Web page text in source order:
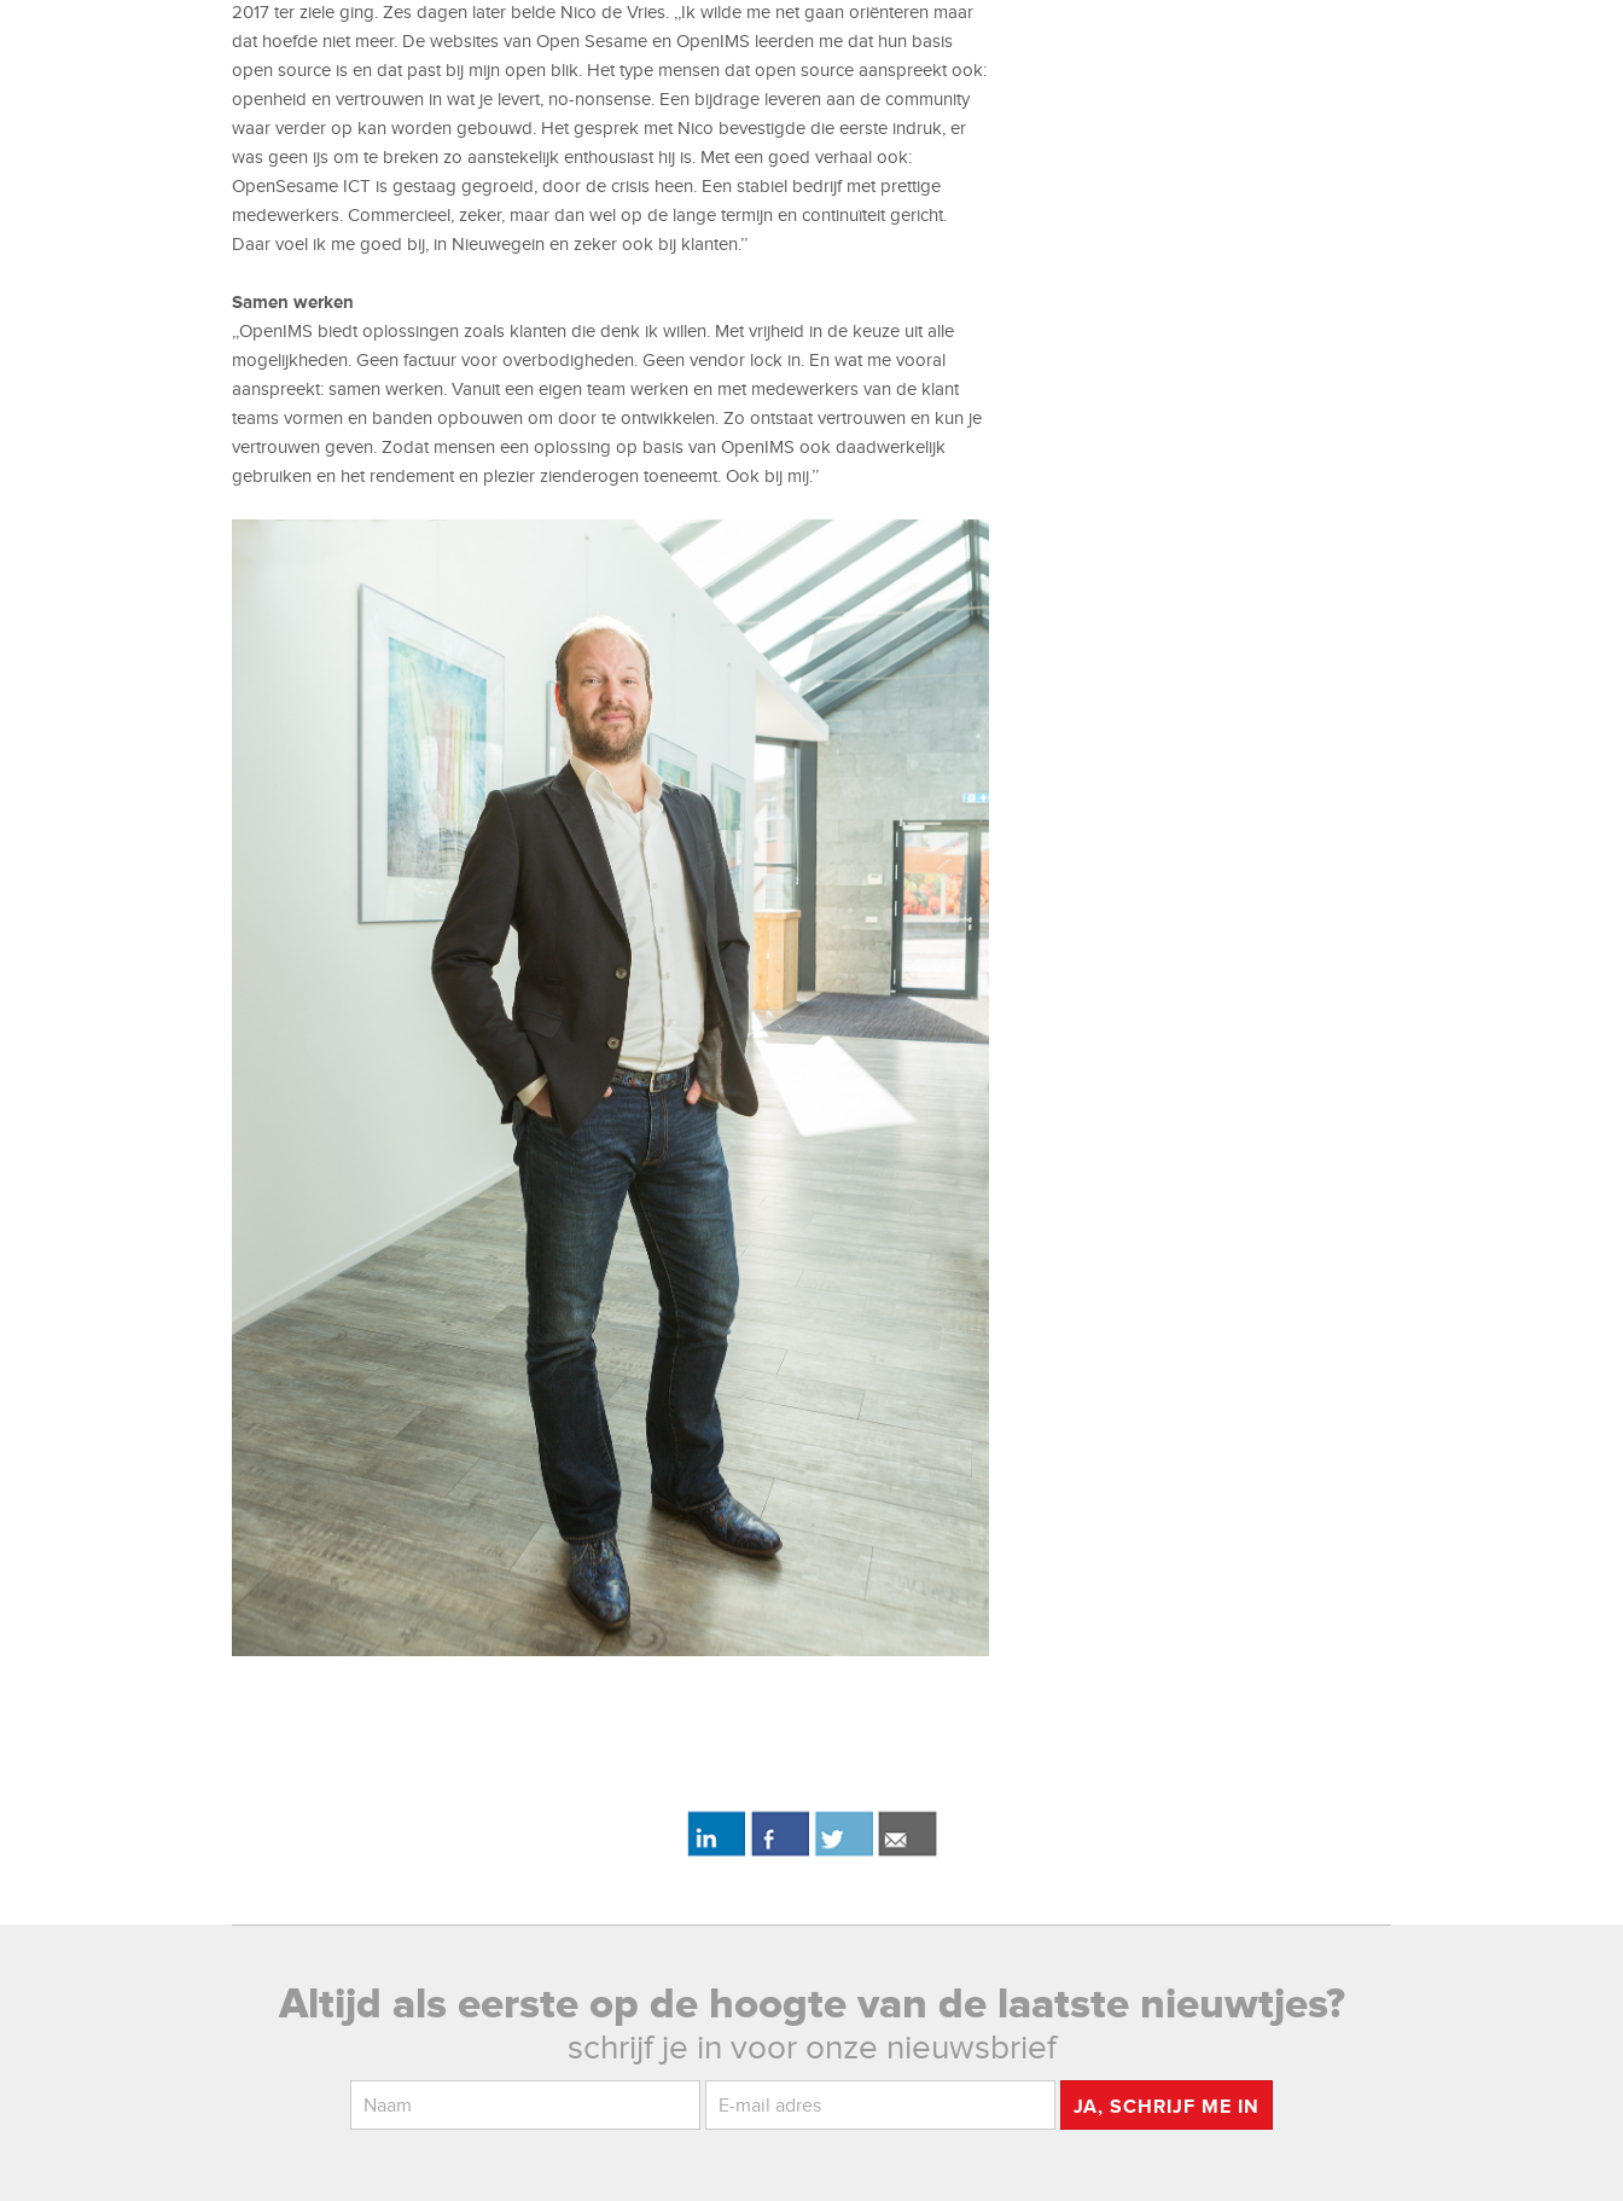
2017 ter ziele ging. Zes dagen later belde Nico de Vries. ,,Ik wilde me net gaan oriënteren maar
dat hoefde niet meer. De websites van Open Sesame en OpenIMS leerden me dat hun basis
open source is en dat past bij mijn open blik. Het type mensen dat open source aanspreekt ook:
openheid en vertrouwen in wat je levert, no-nonsense. Een bijdrage leveren aan de community
waar verder op kan worden gebouwd. Het gesprek met Nico bevestigde die eerste indruk, er
was geen ijs om te breken zo aanstekelijk enthousiast hij is. Met een goed verhaal ook:
OpenSesame ICT is gestaag gegroeid, door de crisis heen. Een stabiel bedrijf met prettige
medewerkers. Commercieel, zeker, maar dan wel op de lange termijn en continuïteit gericht.
Daar voel ik me goed bij, in Nieuwegein en zeker ook bij klanten.’’
Samen werken
,,OpenIMS biedt oplossingen zoals klanten die denk ik willen. Met vrijheid in de keuze uit alle
mogelijkheden. Geen factuur voor overbodigheden. Geen vendor lock in. En wat me vooral
aanspreekt: samen werken. Vanuit een eigen team werken en met medewerkers van de klant
teams vormen en banden opbouwen om door te ontwikkelen. Zo ontstaat vertrouwen en kun je
vertrouwen geven. Zodat mensen een oplossing op basis van OpenIMS ook daadwerkelijk
gebruiken en het rendement en plezier zienderogen toeneemt. Ook bij mij.’’
Altijd als eerste op de hoogte van de laatste nieuwtjes?
schrijf je in voor onze nieuwsbrief
JA, SCHRIJF ME IN